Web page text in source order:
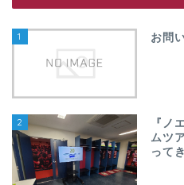
1 お問
2
『ノ
ムツ
って